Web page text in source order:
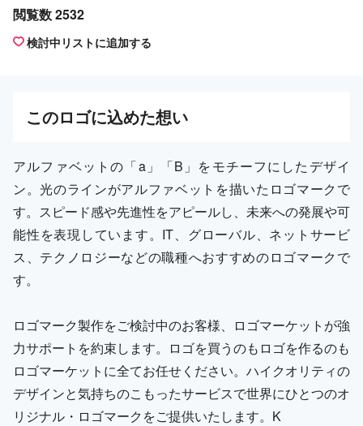
閲覧数 2532
検討中リストに追加する
このロゴに込めた想い
アルファベットの「a」「B」をモチーフにしたデザイ
ン。光のラインがアルファベットを描いたロゴマークで
す。スピード感や先進性をアピールし、未来への発展や可
能性を表現しています。IT、グローバル、ネットサービ
ス、テクノロジーなどの職種へおすすめのロゴマークで
す。
ロゴマーク製作をご検討中のお客様、ロゴマーケットが強
力サポートを約束します。ロゴを買うのもロゴを作るのも
ロゴマーケットに全てお任せください。ハイクオリティの
デザインと気持ちのこもったサービスで世界にひとつのオ
リジナル・ロゴマークをご提供いたします。K